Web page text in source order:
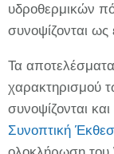
υδροθερμικών
συνοψίζονται ως
Τα
χαρακτηρισμού
συνοψίζονται
Συνοπτική